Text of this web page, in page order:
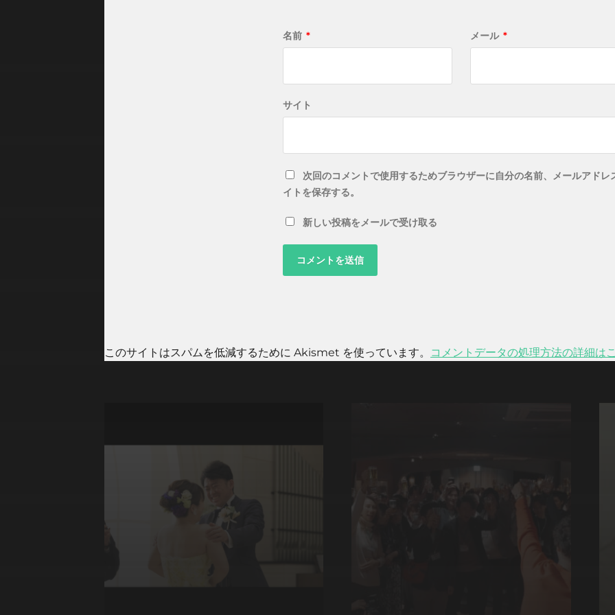
名前 * メール *
サイト
次回のコメントで使用するためブラウザーに自分の名前、メールアドレ
イトを保存する。
新しい投稿をメールで受け取る
このサイトはスパムを低減するために Akismet を使っています。 コメントデータの処理方法の詳細は